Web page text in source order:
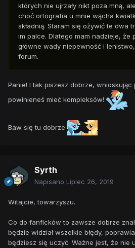
których nie ujrzały nikt poza mną,
choć ortografia u mnie wącha
składnią. Staram się ożywić te dwa
im palce. Dlatego mam nadzieje, że
główne wady niepewność i
forum.
Panie! I tak piszesz dobrze, wnioskując
powinieneś mieć kompleksów!
Baw się tu dobrze
Syrth
Napisano Lipiec 26, 2019
Witajcie, towarzyszu.
Co do fanficków to zawsze dobrze
będzie widział wszelkie błędy,
będziesz się uczyć. Ważne jest, że nie